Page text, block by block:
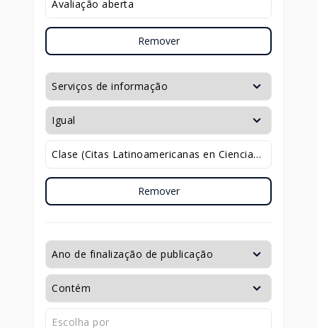
Remover
Remover